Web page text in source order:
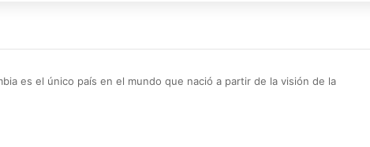
es el único país en el mundo que nació a partir de la visión de la